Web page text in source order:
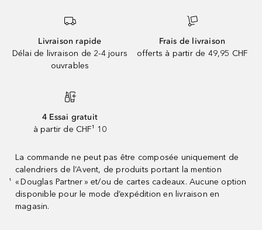
Livraison rapide
Délai de livraison de 2-4 jours
ouvrables
Frais de livraison
offerts à partir de 49,95 CHF
4 Essai gratuit
à partir de CHF¹ 10
¹
La commande ne peut pas être composée uniquement de
calendriers de l’Avent, de produits portant la mention
« Douglas Partner » et/ou de cartes cadeaux. Aucune option
disponible pour le mode d’expédition en livraison en
magasin.